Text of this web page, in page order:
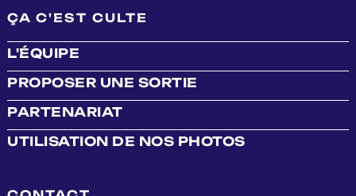
ÇA C'EST CULTE
L'ÉQUIPE
PROPOSER UNE SORTIE
PARTENARIAT
UTILISATION DE NOS PHOTOS